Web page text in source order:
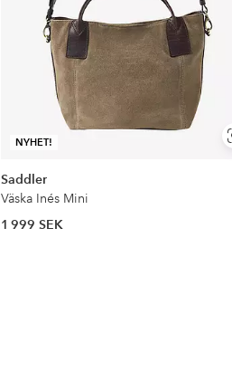
NYHET!
Saddler
Väska Inés Mini
1 999 SEK